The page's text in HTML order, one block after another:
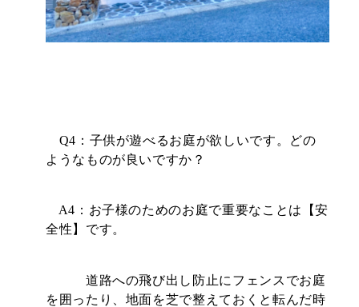
Q4：子供が遊べるお庭が欲しいです。どの
ようなものが良いですか？
A4：お子様のためのお庭で重要なことは【安
全性】です。
道路への飛び出し防止にフェンスでお庭
を囲ったり、地面を芝で整えておくと転んだ時